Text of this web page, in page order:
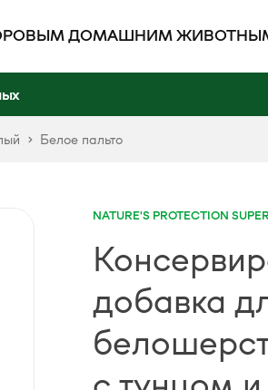
ДОМАШНИМ
Белое пальто
NATURE'S PROTECTION
добавка